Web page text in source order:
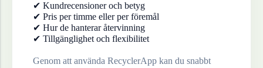
✔ Kundrecensioner och betyg
✔ Pris per timme eller per föremål
✔ Hur de hanterar återvinning
✔ Tillgänglighet och flexibilitet
Genom att använda RecyclerApp kan du snabbt